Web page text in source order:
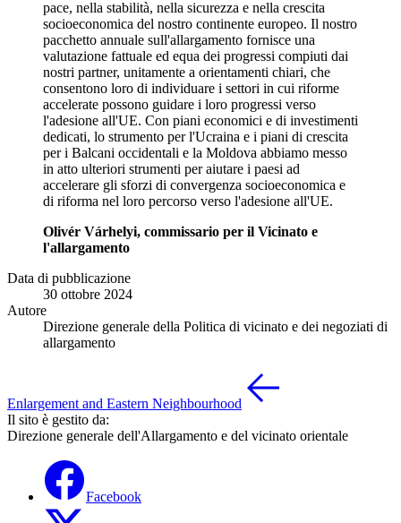
pace, nella stabilità, nella sicurezza e nella crescita
socioeconomica del nostro continente europeo. Il nostro
pacchetto annuale sull'allargamento fornisce una
valutazione fattuale ed equa dei progressi compiuti dai
nostri partner, unitamente a orientamenti chiari, che
consentono loro di individuare i settori in cui riforme
accelerate possono guidare i loro progressi verso
l'adesione all'UE. Con piani economici e di investimenti
dedicati, lo strumento per l'Ucraina e i piani di crescita
per i Balcani occidentali e la Moldova abbiamo messo
in atto ulteriori strumenti per aiutare i paesi ad
accelerare gli sforzi di convergenza socioeconomica e
di riforma nel loro percorso verso l'adesione all'UE.
Olivér Várhelyi, commissario per il Vicinato e
l'allargamento
Data di pubblicazione
30 ottobre 2024
Autore
Direzione generale della Politica di vicinato e dei negoziati di
allargamento
Enlargement and Eastern Neighbourhood
Il sito è gestito da:
Direzione generale dell'Allargamento e del vicinato orientale
Facebook